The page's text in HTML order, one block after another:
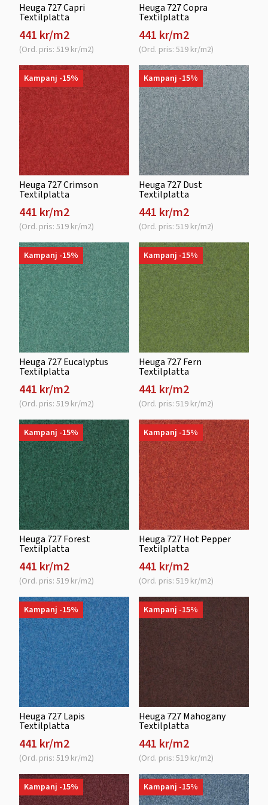
Heuga 727 Capri
Textilplatta
441 kr/m2
(Ord. pris: 519 kr/m2)
Heuga 727 Copra
Textilplatta
441 kr/m2
(Ord. pris: 519 kr/m2)
Kampanj -15%
Heuga 727 Crimson
Textilplatta
441 kr/m2
(Ord. pris: 519 kr/m2)
Kampanj -15%
Heuga 727 Dust
Textilplatta
441 kr/m2
(Ord. pris: 519 kr/m2)
Kampanj -15%
Heuga 727 Eucalyptus
Textilplatta
441 kr/m2
(Ord. pris: 519 kr/m2)
Kampanj -15%
Heuga 727 Fern
Textilplatta
441 kr/m2
(Ord. pris: 519 kr/m2)
Kampanj -15%
Heuga 727 Forest
Textilplatta
441 kr/m2
(Ord. pris: 519 kr/m2)
Kampanj -15%
Heuga 727 Hot Pepper
Textilplatta
441 kr/m2
(Ord. pris: 519 kr/m2)
Kampanj -15%
Heuga 727 Lapis
Textilplatta
441 kr/m2
(Ord. pris: 519 kr/m2)
Kampanj -15%
Heuga 727 Mahogany
Textilplatta
441 kr/m2
(Ord. pris: 519 kr/m2)
Kampanj -15% Kampanj -15%